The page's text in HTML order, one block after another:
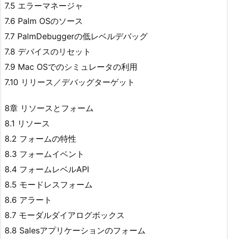
7.5 エラーマネージャ
7.6 Palm OSのソース
7.7 PalmDebuggerの低レベルデバッグ
7.8 デバイスのリセット
7.9 Mac OSでのシミュレータの利用
7.10 リリース／デバッグターゲット
8章 リソースとフォーム
8.1 リソース
8.2 フォームの特性
8.3 フォームイベント
8.4 フォームレベルAPI
8.5 モードレスフォーム
8.6 アラート
8.7 モーダルダイアログボックス
8.8 Salesアプリケーションのフォーム